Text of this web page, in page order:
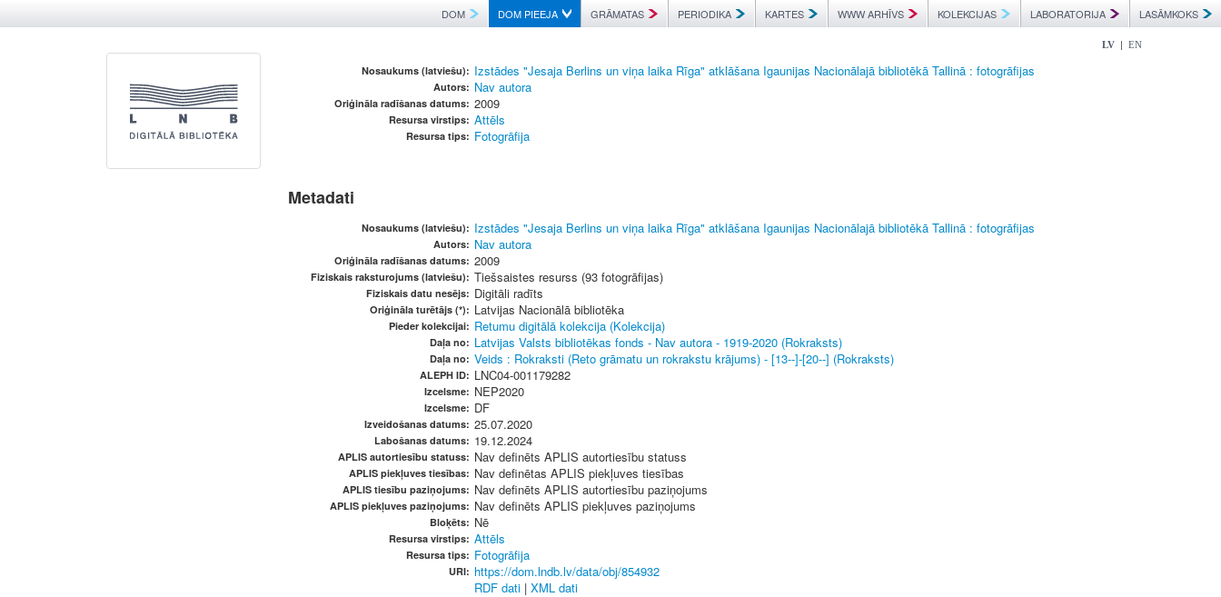
DOM DOM PIEEJA GRĀMATAS PERIODIKA KARTES WWW ARHĪVS KOLEKCIJAS LABORATORIJA LASĀMKOKS
LV | EN
Nosaukums (latviešu): Izstādes "Jesaja Berlins un viņa laika Rīga" atklāšana Igaunijas Nacionālajā bibliotēkā Tallinā : fotogrāfijas
Autors: Nav autora
Oriģināla radīšanas datums: 2009
Resursa virstips: Attēls
Resursa tips: Fotogrāfija
Metadati
Nosaukums (latviešu): Izstādes "Jesaja Berlins un viņa laika Rīga" atklāšana Igaunijas Nacionālajā bibliotēkā Tallinā : fotogrāfijas
Autors: Nav autora
Oriģināla radīšanas datums: 2009
Fiziskais raksturojums (latviešu): Tiešsaistes resurss (93 fotogrāfijas)
Fiziskais datu nesējs: Digitāli radīts
Oriģināla turētājs (*): Latvijas Nacionālā bibliotēka
Pieder kolekcijai: Retumu digitālā kolekcija (Kolekcija)
Daļa no: Latvijas Valsts bibliotēkas fonds - Nav autora - 1919-2020 (Rokraksts)
Daļa no: Veids : Rokraksti (Reto grāmatu un rokrakstu krājums) - [13--]-[20--] (Rokraksts)
ALEPH ID: LNC04-001179282
Izcelsme: NEP2020
Izcelsme: DF
Izveidošanas datums: 25.07.2020
Labošanas datums: 19.12.2024
APLIS autortiesību statuss: Nav definēts APLIS autortiesību statuss
APLIS piekļuves tiesības: Nav definētas APLIS piekļuves tiesības
APLIS tiesību paziņojums: Nav definēts APLIS autortiesību paziņojums
APLIS piekļuves paziņojums: Nav definēts APLIS piekļuves paziņojums
Bloķēts: Nē
Resursa virstips: Attēls
Resursa tips: Fotogrāfija
URI: https://dom.lndb.lv/data/obj/854932
RDF dati | XML dati